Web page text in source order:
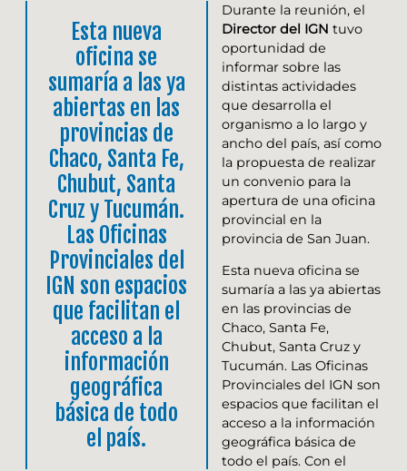
Esta nueva
oficina se
sumaría a las ya
abiertas en las
provincias de
Chaco, Santa Fe,
Chubut, Santa
Cruz y Tucumán.
Las Oficinas
Provinciales del
IGN son espacios
que facilitan el
acceso a la
información
geográfica
básica de todo
el país.
Durante la reunión, el
Director del IGN tuvo
oportunidad de
informar sobre las
distintas actividades
que desarrolla el
organismo a lo largo y
ancho del país, así como
la propuesta de realizar
un convenio para la
apertura de una oficina
provincial en la
provincia de San Juan.
Esta nueva oficina se
sumaría a las ya abiertas
en las provincias de
Chaco, Santa Fe,
Chubut, Santa Cruz y
Tucumán. Las Oficinas
Provinciales del IGN son
espacios que facilitan el
acceso a la información
geográfica básica de
todo el país. Con el